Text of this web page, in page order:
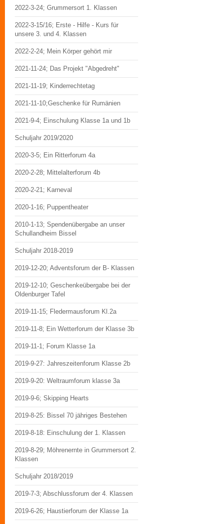
2022-3-24; Grummersort 1. Klassen
2022-3-15/16; Erste - Hilfe - Kurs für
unsere 3. und 4. Klassen
2022-2-24; Mein Körper gehört mir
2021-11-24; Das Projekt "Abgedreht"
2021-11-19; Kinderrechtetag
2021-11-10;Geschenke für Rumänien
2021-9-4; Einschulung Klasse 1a und 1b
Schuljahr 2019/2020
2020-3-5; Ein Ritterforum 4a
2020-2-28; Mittelalterforum 4b
2020-2-21; Karneval
2020-1-16; Puppentheater
2010-1-13; Spendenübergabe an unser
Schullandheim Bissel
Schuljahr 2018-2019
2019-12-20; Adventsforum der B- Klassen
2019-12-10; Geschenkeübergabe bei der
Oldenburger Tafel
2019-11-15; Fledermausforum Kl.2a
2019-11-8; Ein Wetterforum der Klasse 3b
2019-11-1; Forum Klasse 1a
2019-9-27: Jahreszeitenforum Klasse 2b
2019-9-20: Weltraumforum klasse 3a
2019-9-6; Skipping Hearts
2019-8-25: Bissel 70 jähriges Bestehen
2019-8-18: Einschulung der 1. Klassen
2019-8-29; Möhrenernte in Grummersort 2.
Klassen
Schuljahr 2018/2019
2019-7-3; Abschlussforum der 4. Klassen
2019-6-26; Haustierforum der Klasse 1a